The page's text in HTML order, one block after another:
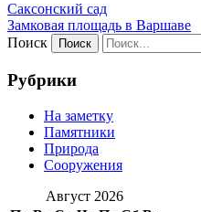
Саксонский сад
Замковая площадь в Варшаве
Поиск
Рубрики
На заметку
Памятники
Природа
Сооружения
Август 2026